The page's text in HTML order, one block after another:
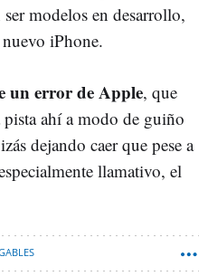
modelos en desarrollo,
iPhone.
un error de Apple, que
ahí a modo de guiño
dejando caer que pese a
llamativo, el